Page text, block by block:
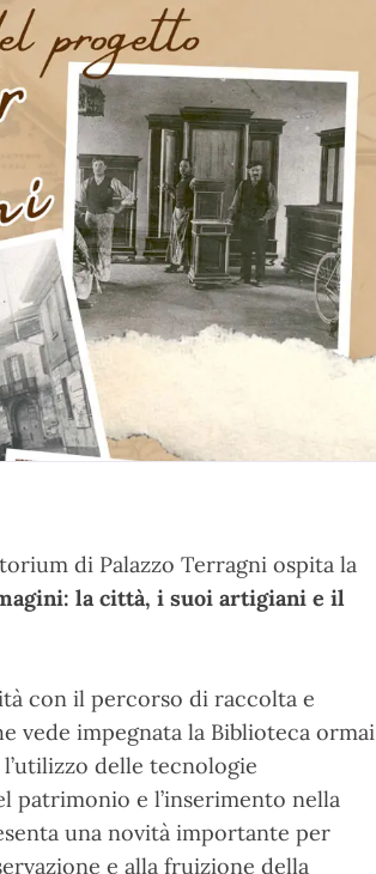
di Palazzo Terragni ospita la
la città, i suoi artigiani e il
con il percorso di raccolta e
vede impegnata la Biblioteca ormai
delle tecnologie
patrimonio e l’inserimento nella
una novità importante per
e alla fruizione della